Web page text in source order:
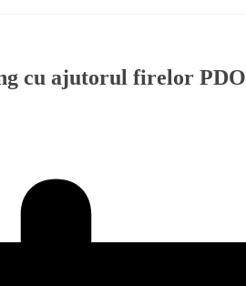
cu ajutorul firelor PDO